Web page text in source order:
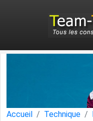
Accueil Technique